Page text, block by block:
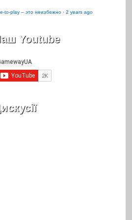
to-play – это неизбежно · 2 years ago
Youtube